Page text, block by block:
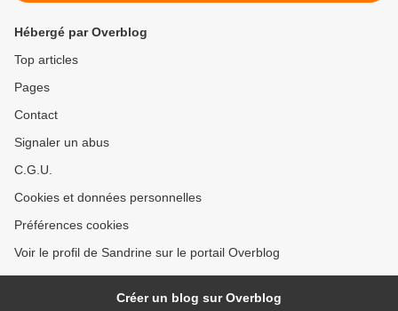
Hébergé par Overblog
Top articles
Pages
Contact
Signaler un abus
C.G.U.
Cookies et données personnelles
Préférences cookies
Voir le profil de Sandrine sur le portail Overblog
Créer un blog sur Overblog